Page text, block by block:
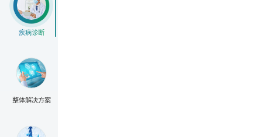
疾病诊断
整体解决方案